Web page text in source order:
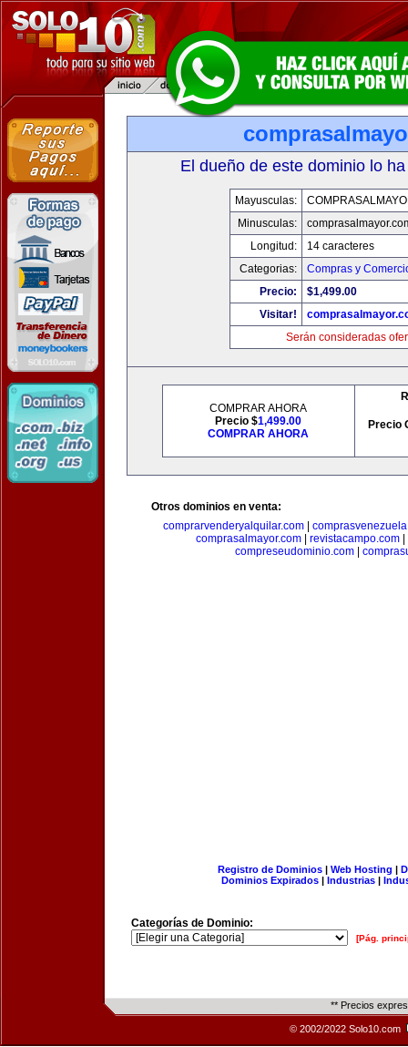
El dueño de este dominio lo
Mayusculas:
Minusculas:
Longitud:
14 caracteres
Categorias:
Compras y
Precio:
$1,499.00
Visitar!
Serán consideradas
COMPRAR AHORA
Precio $1,499.00
COMPRAR AHORA
Precio
Otros dominios en venta:
comprarvenderyalquilar.com|
comprasalmayor.com| revistacampo.com|
compreseudominio.com|
Registro de Dominios| Web Hosting |
Dominios Expirados | Industrias |
Categorías de Dominio:
[Pág.
** Precios
© 2002/2022 Solo10.com